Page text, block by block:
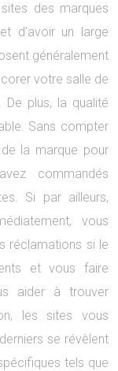
des marques
d’avoir un large
généralement
votre salle de
De plus, la qualité
Sans compter
la marque pour
commandés
Si par ailleurs,
vous
réclamations si le
et vous faire
aider à trouver
les sites vous
se révèlent
tels que